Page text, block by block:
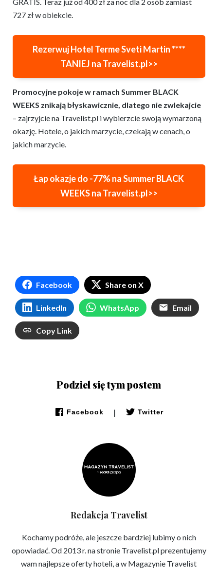
727 zł w obiekcie.
Rezerwuj Hotel Terme Sveti Martin ****
TANIEJ na Travelist.pl>>
Promocyjne pokoje w ramach Summer BLACK
WEEKS znikają błyskawicznie, dlatego nie zwlekajcie
– zajrzyjcie na Travelist.pl i wybierzcie swoją wymarzoną
okazję. Hotele, o jakich marzycie, czekają w cenach, o
jakich marzycie.
Łap okazje do -77% na Summer BLACK
WEEKS na Travelist.pl>>
Facebook Share on X
LinkedIn WhatsApp Email
Copy Link
Podziel się tym postem
Facebook | Twitter
Redakcja Travelist
Kochamy podróże, ale jeszcze bardziej lubimy o nich
opowiadać. Od 2013 r. na stronie Travelist.pl prezentujemy
wam najlepsze oferty hoteli, a w Magazynie Travelist